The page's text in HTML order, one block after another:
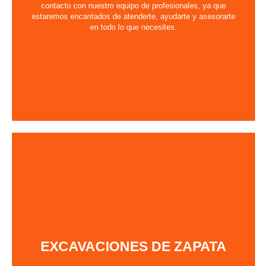
contacto con nuestro equipo de profesionales, ya que
estaremos encantados de atenderte, ayudarte y asesorarte
en todo lo que necesites.
EXCAVACIONES DE ZAPATA